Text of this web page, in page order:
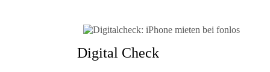
Digital Check